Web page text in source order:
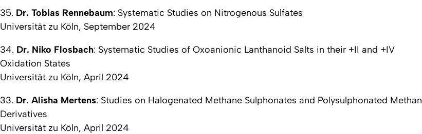
35. Dr. Tobias Rennebaum: Systematic Studies on Nitrogenous Sulfates
Universität zu Köln, September 2024
34. Dr. Niko Flosbach: Systematic Studies of Oxoanionic Lanthanoid Salts in their +II and +IV
Oxidation States
Universität zu Köln, April 2024
33. Dr. Alisha Mertens: Studies on Halogenated Methane Sulphonates and Polysulphonated Methan
Derivatives
Universität zu Köln, April 2024